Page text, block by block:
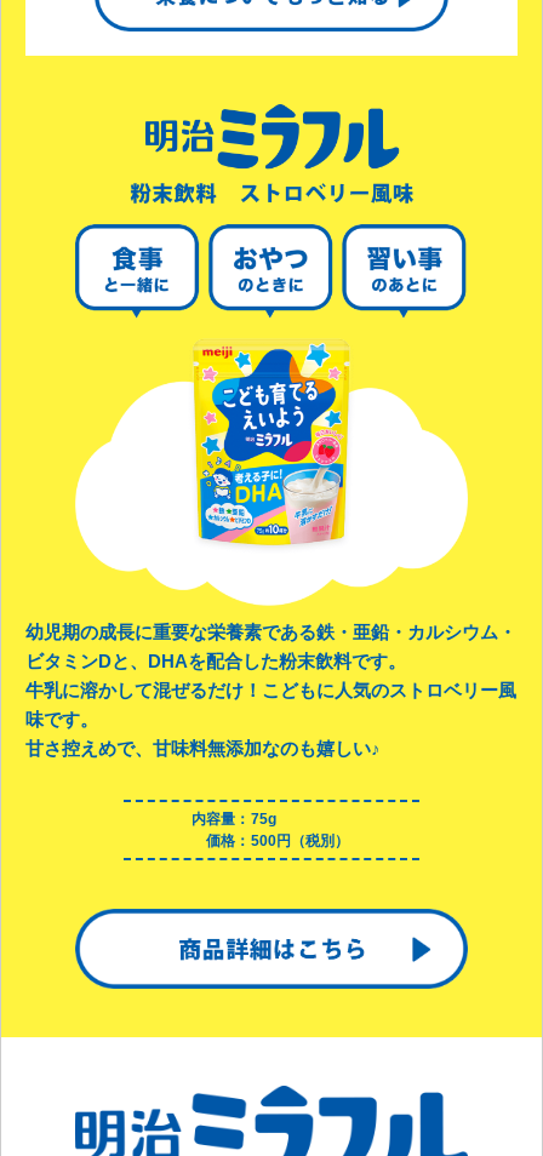
幼児期の成長に重要な栄養素である鉄・亜鉛・カルシウム・
ビタミンDと、DHAを配合した粉末飲料です。
牛乳に溶かして混ぜるだけ！こどもに人気のストロベリー風
味です。
甘さ控えめで、甘味料無添加なのも嬉しい♪
内容量： 75g
価格： 500円（税別）